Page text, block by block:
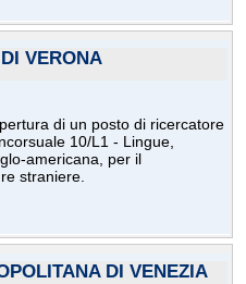
VERONA
di un posto di ricercatore
10/L1 - Lingue,
americana, per il
straniere.
DI VENEZIA